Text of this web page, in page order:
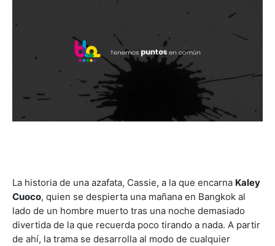
La historia de una azafata, Cassie, a la que encarna Kaley
Cuoco, quien se despierta una mañana en Bangkok al
lado de un hombre muerto tras una noche demasiado
divertida de la que recuerda poco tirando a nada. A partir
de ahí, la trama se desarrolla al modo de cualquier